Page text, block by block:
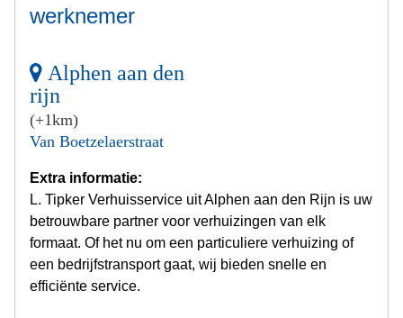
werknemer
Alphen aan den
rijn
(+1km)
Van Boetzelaerstraat
Extra informatie:
L. Tipker Verhuisservice uit Alphen aan den Rijn is uw
betrouwbare partner voor verhuizingen van elk
formaat. Of het nu om een particuliere verhuizing of
een bedrijfstransport gaat, wij bieden snelle en
efficiënte service.